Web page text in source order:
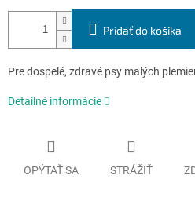
Pridať do košíka
Pre dospelé, zdravé psy malých
Detailné informácie
OPÝTAŤ SA STRÁŽIŤ